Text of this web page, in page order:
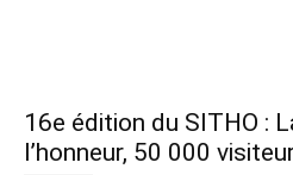
16e édition du SITHO :
l’honneur, 50 000